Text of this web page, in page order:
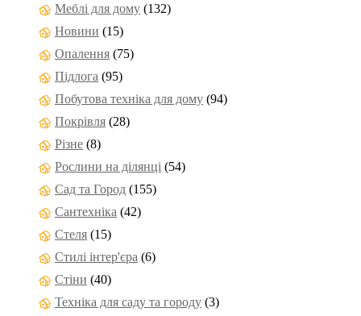
Меблі для дому (132)
Новини (15)
Опалення (75)
Підлога (95)
Побутова техніка для дому (94)
Покрівля (28)
Різне (8)
Рослини на ділянці (54)
Сад та Город (155)
Сантехніка (42)
Стеля (15)
Стилі інтер'єра (6)
Стіни (40)
Техніка для саду та городу (3)